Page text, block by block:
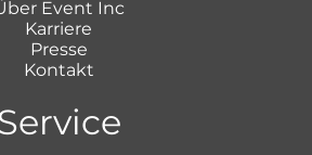
Event Inc
Karriere
Presse
Kontakt